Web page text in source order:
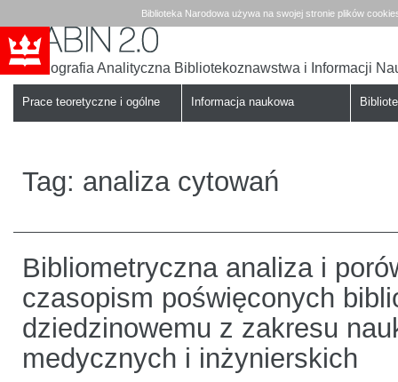
Biblioteka Narodowa używa na swojej stronie plików
Babin
Bibliografia Analityczna Bibliotekoznawstwa i Informacji
Prace teoretyczne i ogólne Informacja naukowa
Tag: analiza cytowań
Bibliometryczna analiza i
czasopism poświęconych
dziedzinowemu z zakresu
medycznych i inżynierskich